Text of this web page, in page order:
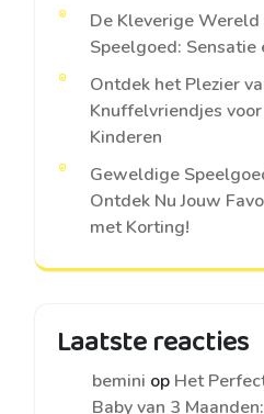
De Kleverige Wereld
Speelgoed:
Ontdek het Plezier
Knuffelvriendjes
Kinderen
Geweldige
Ontdek Nu Jouw
met Korting!
Laatste reacties
bemini op Het
Baby van 3